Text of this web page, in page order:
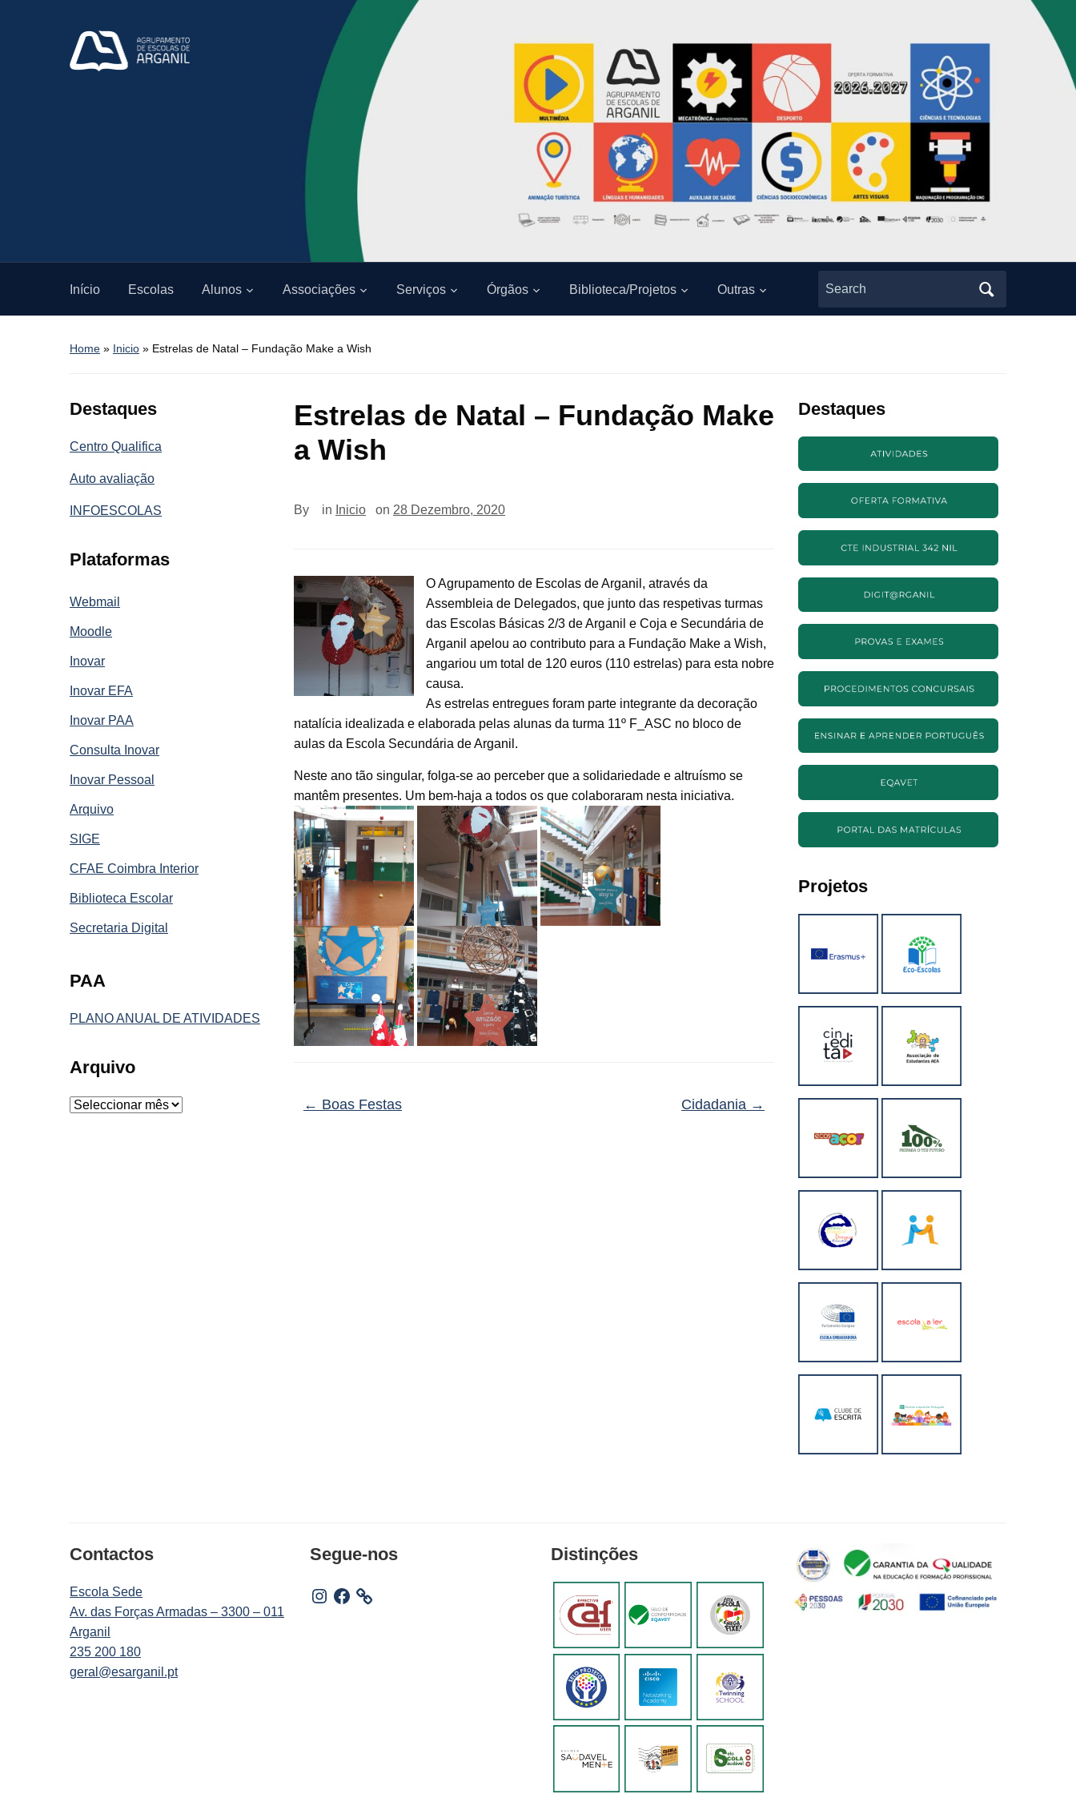
Início Escolas Alunos Associações Serviços Órgãos Biblioteca/Projetos Outras
Search
for:
Home » Inicio » Estrelas de Natal – Fundação Make a Wish
Destaques
Centro Qualifica
Auto avaliação
INFOESCOLAS
Plataformas
Webmail
Moodle
Inovar
Inovar EFA
Inovar PAA
Consulta Inovar
Inovar Pessoal
Arquivo
SIGE
CFAE Coimbra Interior
Biblioteca Escolar
Secretaria Digital
PAA
PLANO ANUAL DE ATIVIDADES
Arquivo
Arquivo
Estrelas de Natal – Fundação Make
a Wish
By in Inicio on 28 Dezembro, 2020
O Agrupamento de Escolas de Arganil, através da
Assembleia de Delegados, que junto das respetivas turmas
das Escolas Básicas 2/3 de Arganil e Coja e Secundária de
Arganil apelou ao contributo para a Fundação Make a Wish,
angariou um total de 120 euros (110 estrelas) para esta nobre
causa.
As estrelas entregues foram parte integrante da decoração
natalícia idealizada e elaborada pelas alunas da turma 11º F_ASC no bloco de
aulas da Escola Secundária de Arganil.
Neste ano tão singular, folga-se ao perceber que a solidariedade e altruísmo se
mantêm presentes. Um bem-haja a todos os que colaboraram nesta iniciativa.
← Boas Festas Cidadania →
Destaques
Projetos
Contactos
Escola Sede
Av. das Forças Armadas – 3300 – 011
Arganil
235 200 180
geral@esarganil.pt
Segue-nos
Instagram
Facebook
Distinções